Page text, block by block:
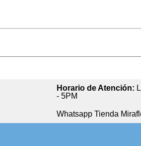
Horario de Atención:
- 5PM
Whatsapp Tienda